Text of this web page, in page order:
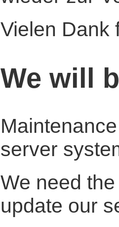
Vielen Dank
We will
server
We need
update our